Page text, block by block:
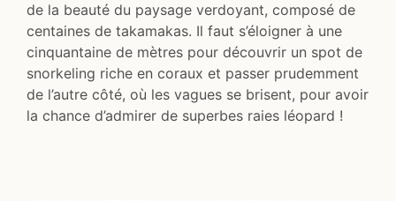
de la beauté du paysage verdoyant, composé de
centaines de takamakas. Il faut s’éloigner à une
cinquantaine de mètres pour découvrir un spot de
snorkeling riche en coraux et passer prudemment
de l’autre côté, où les vagues se brisent, pour avoir
la chance d’admirer de superbes raies léopard !